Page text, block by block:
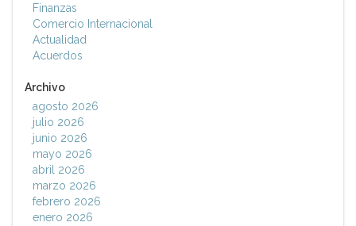
Finanzas
Comercio Internacional
Actualidad
Acuerdos
Archivo
agosto 2026
julio 2026
junio 2026
mayo 2026
abril 2026
marzo 2026
febrero 2026
enero 2026